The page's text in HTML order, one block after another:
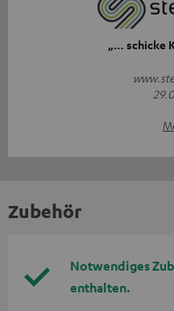
„… schicke
Zubehör
Notwendiges
enthalten.